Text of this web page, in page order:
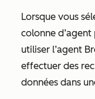
Lorsque vous
colonne
utiliser l’agent
effectuer des
données dans